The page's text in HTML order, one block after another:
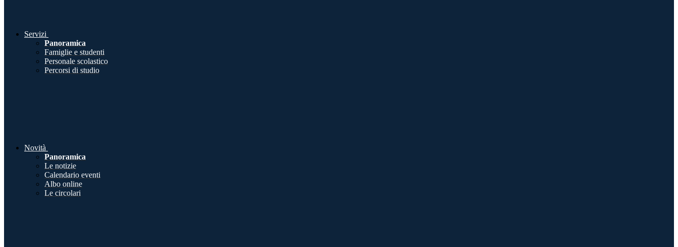
Servizi
Panoramica
Famiglie e studenti
Personale scolastico
Percorsi di studio
Novità
Panoramica
Le notizie
Calendario eventi
Albo online
Le circolari